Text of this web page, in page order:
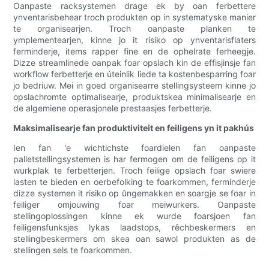
Oanpaste racksystemen drage ek by oan ferbettere
ynventarisbehear troch produkten op in systematyske manier
te organisearjen. Troch oanpaste planken te
ymplementearjen, kinne jo it risiko op ynventarisflaters
ferminderje, items rapper fine en de ophelrate ferheegje.
Dizze streamlinede oanpak foar opslach kin de effisjinsje fan
workflow ferbetterje en úteinlik liede ta kostenbesparring foar
jo bedriuw. Mei in goed organisearre stellingsysteem kinne jo
opslachromte optimalisearje, produktskea minimalisearje en
de algemiene operasjonele prestaasjes ferbetterje.
Maksimalisearje fan produktiviteit en feiligens yn it pakhús
Ien fan 'e wichtichste foardielen fan oanpaste
palletstellingsystemen is har fermogen om de feiligens op it
wurkplak te ferbetterjen. Troch feilige opslach foar swiere
lasten te bieden en oerbefolking te foarkommen, ferminderje
dizze systemen it risiko op ûngemakken en soargje se foar in
feiliger omjouwing foar meiwurkers. Oanpaste
stellingoplossingen kinne ek wurde foarsjoen fan
feiligensfunksjes lykas laadstops, rêchbeskermers en
stellingbeskermers om skea oan sawol produkten as de
stellingen sels te foarkommen.